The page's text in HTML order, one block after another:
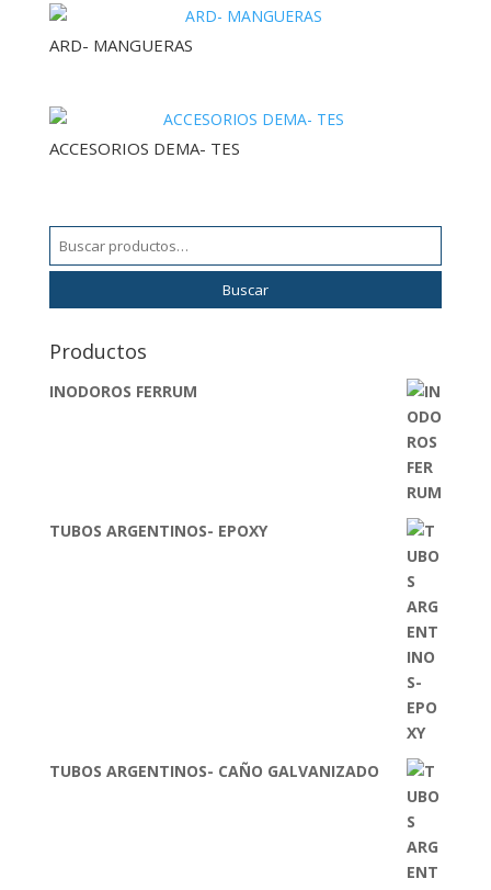
ARD- MANGUERAS
ACCESORIOS DEMA- TES
Buscar
por:
Buscar
Productos
INODOROS FERRUM
TUBOS ARGENTINOS- EPOXY
TUBOS ARGENTINOS- CAÑO GALVANIZADO